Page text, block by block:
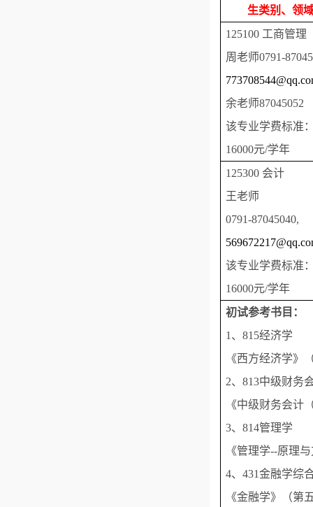
生类别、领
125100 工商管理
周老师0791-
余老师87045052
该专业学费标准
16000元/学年
125300 会计
王老师
0791-87045040,
该专业学费标准
16000元/学年
初试参考书目：
1、815经济学
《西方经济学》
2、813中级财务
《中级财务会计
3、814管理学
《管理学--原理
4、431金融学综
《金融学》（第